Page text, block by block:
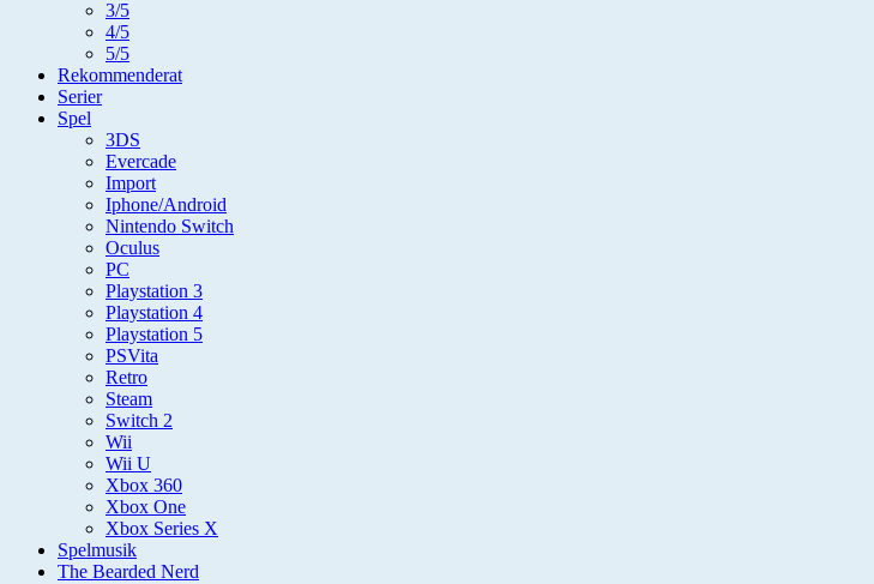
3/5
4/5
5/5
Rekommenderat
Serier
Spel
3DS
Evercade
Import
Iphone/Android
Nintendo Switch
Oculus
PC
Playstation 3
Playstation 4
Playstation 5
PSVita
Retro
Steam
Switch 2
Wii
Wii U
Xbox 360
Xbox One
Xbox Series X
Spelmusik
The Bearded Nerd